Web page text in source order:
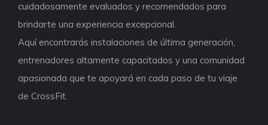
cuidadosamente evaluados y recomendados para
brindarte una experiencia excepcional.
Aquí encontrarás instalaciones de última generación,
entrenadores altamente capacitados y una comunidad
apasionada que te apoyará en cada paso de tu viaje
de CrossFit.